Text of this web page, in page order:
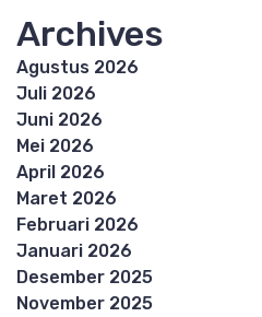
Archives
Agustus 2026
Juli 2026
Juni 2026
Mei 2026
April 2026
Maret 2026
Februari 2026
Januari 2026
Desember 2025
November 2025